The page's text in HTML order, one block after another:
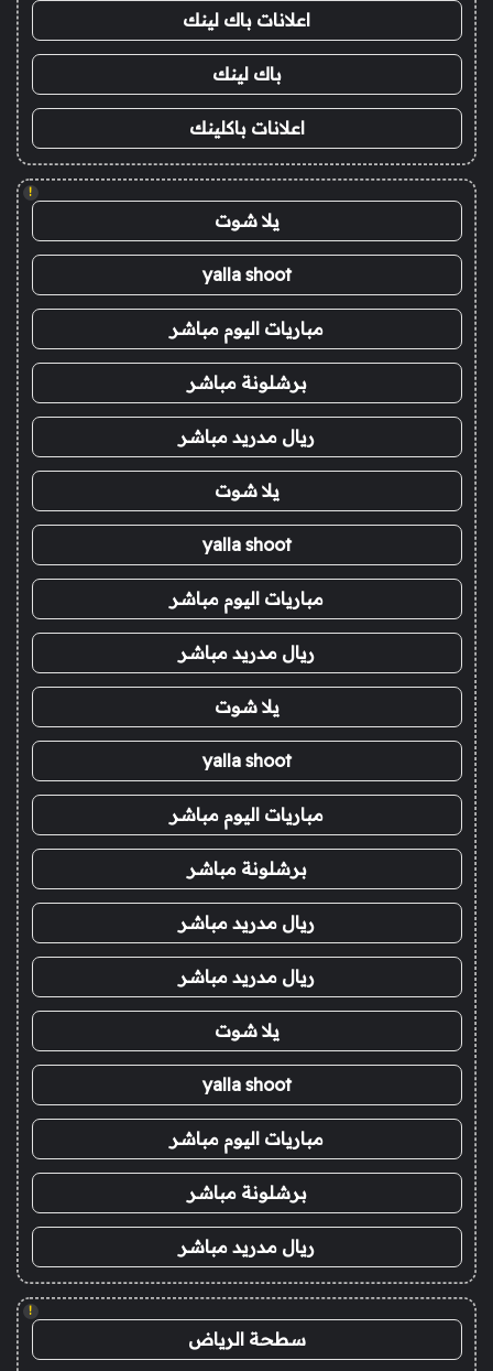
اعلانات باك لينك
باك لينك
اعلانات باكلينك
!
يلا شوت
yalla shoot
مباريات اليوم مباشر
برشلونة مباشر
ريال مدريد مباشر
يلا شوت
yalla shoot
مباريات اليوم مباشر
ريال مدريد مباشر
يلا شوت
yalla shoot
مباريات اليوم مباشر
برشلونة مباشر
ريال مدريد مباشر
ريال مدريد مباشر
يلا شوت
yalla shoot
مباريات اليوم مباشر
برشلونة مباشر
ريال مدريد مباشر
!
سطحة الرياض